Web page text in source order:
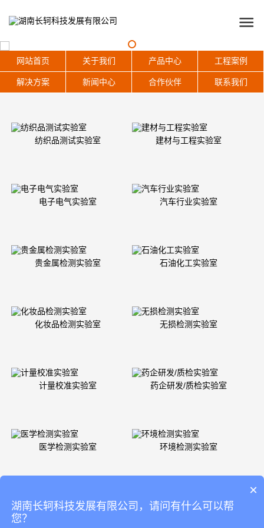
网站首页 关于我们 产品中心 工程案例
解决方案 新闻中心 合作伙伴 联系我们
纺织品测试实验室 建材与工程实验室
电子电气实验室 汽车行业实验室
贵金属检测实验室 石油化工实验室
化妆品检测实验室 无损检测实验室
计量校准实验室 药企研发/质检实验室
医学检测实验室 环境检测实验室
食品实验室设计方案
×
湖南长轲科技发展有限公司，请问有什么可以帮
您？